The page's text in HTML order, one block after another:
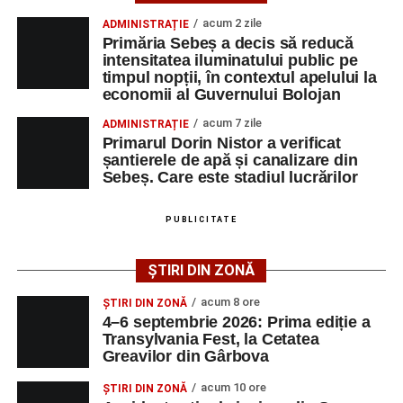
toți cei care cred că trecutul poate deveni motor de
dezvoltare pentru prezent” , a declarat Alexandru Radu,
președintele Asociației AGORA – Născuți Liberi.
Transylvania Fest va avea loc în perioada
septembrie 2026, laCetatea Greavilor din Gârbova
Intrarea este liberă pe întreaga durată a evenimentului.
Urmărește-ne pe Google News
Ultimele știri din Sebeș
4–6 septembrie 2026: Prima ediție a Transylvania
4–6 septembrie 2026: Prima ediție a Transylvania
Fest, la Cetatea Greavilor din Gârbova
Accident rutier la ieșirea din Șugag spre Popasul
Regelui. Intervin pompierii din Sebeș
Biciclist de 70 de ani, rănit într-un accident rutier
produs pe strada Dorobanți din Sebeș
ADMINISTRAȚIE acum 2 zile
Primăria Sebeș a decis să reducă
intensitatea iluminatului public pe
timpul nopții, în contextul apelului la
economii al Guvernului Bolojan
ADMINISTRAȚIE acum 7 zile
Primarul Dorin Nistor a verificat
șantierele de apă și canalizare din
Sebeș. Care este stadiul lucrărilor
PUBLICITATE
ȘTIRI DIN ZONĂ
ȘTIRI DIN ZONĂ acum 8 ore
4–6 septembrie 2026: Prima ediție a
Transylvania Fest, la Cetatea
Greavilor din Gârbova
ȘTIRI DIN ZONĂ acum 10 ore